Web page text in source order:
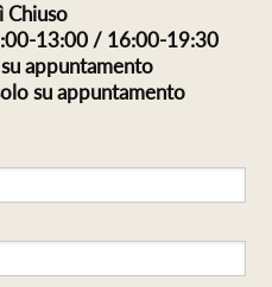
Chiuso
13:00 / 16:00-19:30
appuntamento
su appuntamento